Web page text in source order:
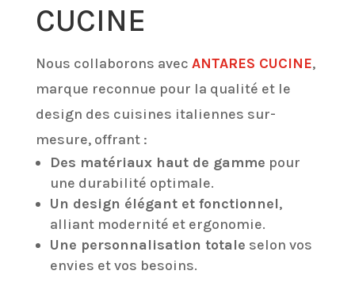
CUCINE
Nous collaborons avec ANTARES CUCINE,
marque reconnue pour la qualité et le
design des cuisines italiennes sur-
mesure, offrant :
Des matériaux haut de gamme pour
une durabilité optimale.
Un design élégant et fonctionnel,
alliant modernité et ergonomie.
Une personnalisation totale selon vos
envies et vos besoins.